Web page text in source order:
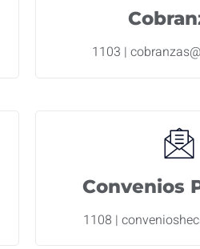
1103 |
Convenios
1108 |